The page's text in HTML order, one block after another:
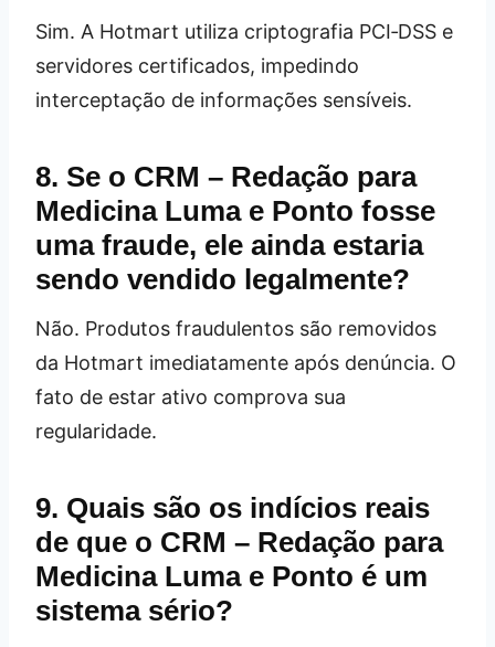
Sim. A Hotmart utiliza criptografia PCI‑DSS e
servidores certificados, impedindo
interceptação de informações sensíveis.
8. Se o CRM – Redação para
Medicina Luma e Ponto fosse
uma fraude, ele ainda estaria
sendo vendido legalmente?
Não. Produtos fraudulentos são removidos
da Hotmart imediatamente após denúncia. O
fato de estar ativo comprova sua
regularidade.
9. Quais são os indícios reais
de que o CRM – Redação para
Medicina Luma e Ponto é um
sistema sério?